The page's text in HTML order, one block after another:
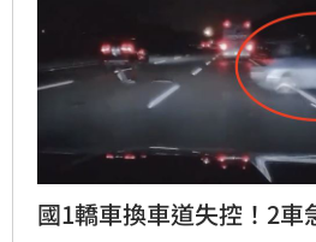
國1轎車換車道失控！2車